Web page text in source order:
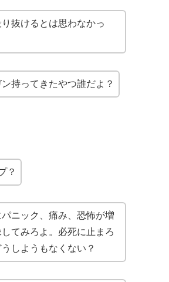
抜けるとは思わなかっ
持ってきたやつ誰だよ？
？
ニック、痛み、恐怖が増
てみろよ。必死に止まろ
しようもなくない？